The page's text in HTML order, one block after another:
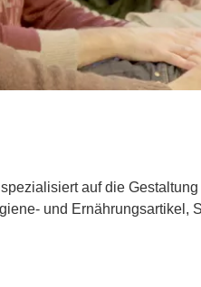
auf die
und Ernährungsartikel,